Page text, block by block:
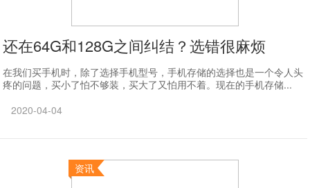
还在64G和128G之间纠结？选错很麻烦
在我们买手机时，除了选择手机型号，手机存储的选择也是一个令人头
疼的问题，买小了怕不够装，买大了又怕用不着。现在的手机存储...
2020-04-04
资讯